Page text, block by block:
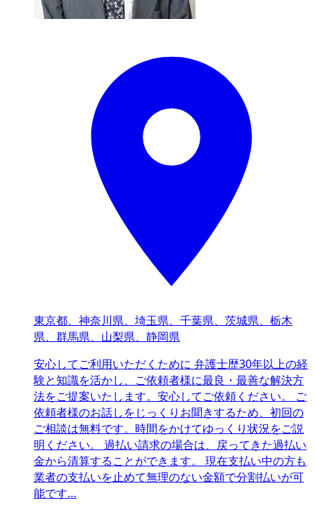
東京都、神奈川県、埼玉県、千葉県、茨城県、栃木
県、群馬県、山梨県、静岡県
安心してご利用いただくために 弁護士歴30年以上の経
験と知識を活かし、ご依頼者様に最良・最善な解決方
法をご提案いたします。安心してご依頼ください。 ご
依頼者様のお話しをじっくりお聞きするため、初回の
ご相談は無料です。時間をかけてゆっくり状況をご説
明ください。 過払い請求の場合は、戻ってきた過払い
金から清算することができます。 現在支払い中の方も
業者の支払いを止めて無理のない金額で分割払いが可
能です…